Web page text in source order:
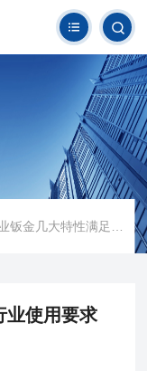
几大特性满足各大行业使用要求
业使用要求